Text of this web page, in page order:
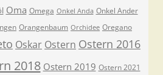
Oma Omega Onkel Anda Onkel Ander
Orangenbaum Orchidee Oregano
Oskar Ostern Ostern 2016
2018 Ostern 2019 Ostern 2021